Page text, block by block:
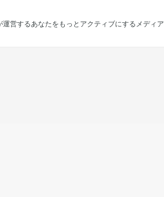
運営するあなたをもっとアクティブにするメディア